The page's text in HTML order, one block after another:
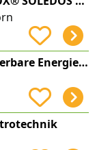
Planungsbüro für erneuerbare Energien und Ladeinfrastruktur | premain - Vertrieb | Beratung |